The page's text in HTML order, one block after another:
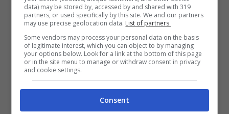
Come evitare burnout lavoratori -Ansa- Notizie.com
I dati emergenti dallo studio evidenziano
come il modello ibrido abbia effetti positivi
non solo sulla salute fisica ma anche su
data) may be stored by, accessed by and shared with 319
partners, or used specifically by this site. We and our partners
may use precise geolocation data. List of partners.
Some vendors may process your personal data on the basis
of legitimate interest, which you can object to by managing
your options below. Look for a link at the bottom of this page
or in the site menu to manage or withdraw consent in privacy
and cookie settings.
Consent